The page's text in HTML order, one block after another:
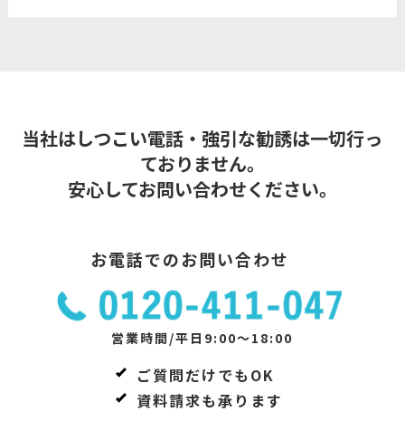
当社はしつこい電話・強引な勧誘は一切行っ
ておりません。
安心してお問い合わせください。
お電話でのお問い合わせ
営業時間/平日9:00～18:00
ご質問だけでもOK
資料請求も承ります